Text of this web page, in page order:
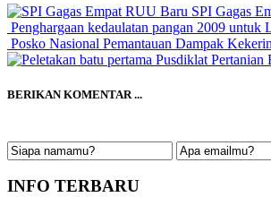
SPI Gagas
Penghargaan kedaulatan pangan 2009 untuk
Posko Nasional Pemantauan Dampak
BERIKAN KOMENTAR ...
INFO TERBARU